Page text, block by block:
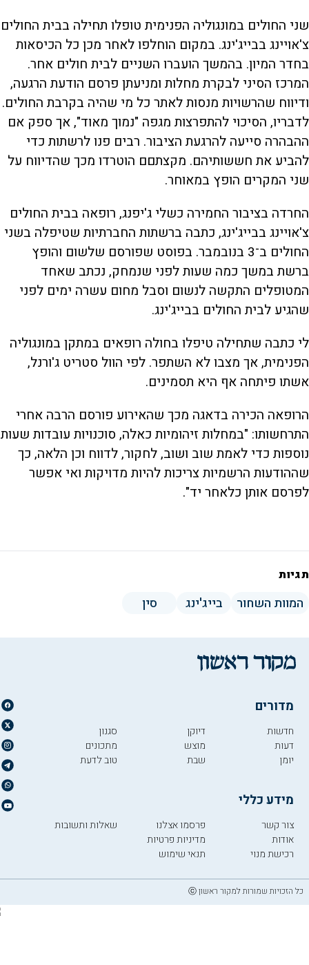
שני החולים במונגוליה הפנימית טופלו תחילה בבית החולים
צ'אויינג בבייג'ינג. במקום הוחלפו לאחר מכן כל הכיסאות
בחדר המיון. בהמשך הועברו השניים לבית חולים אחר.
המרכז הסיני לבקרת מחלות ומניעתן פרסם הודעת הרגעה,
ודיווח שהרשויות מנסות לאתר כל מי שהיה בקרבת החולים.
לדבריו, הסיכוי להתפרצות מגפה "נמוך מאוד", אך ספק אם
ההבהרה סייעה להרגעת הציבור. רבים פנו לרשתות כדי
להביע את חששותיהם. מקצתםם הוטרדו מכך שהדיווח על
שני המקרים הופץ במאוחר.
החרדה בציבור החמירה כשלי ג'יפנג, רופאה בבית החולים
צ'אויינג בבייג'ינג, כתבה ברשתות החברתיות שטיפלה בשני
החולים ב־3 בנובמבר. בפוסט שפורסם שלשום והופץ
ברשת במשך כמה שעות לפני שנמחק, נכתב שאחד
המטופלים התקשה לנשום וסבל מחום עשרה ימים לפני
שהגיע לבית החולים בבייג'ינג.
לי כתבה שתחילה טיפלו בחולה רופאים במתקן במונגוליה
הפנימית, אך מצבו לא השתפר. לפי הוול סטריט ג'ורנל,
אשתו פיתחה אף היא תסמינים.
הרופאה הכירה בדאגה מכך שהאירוע פורסם הרבה אחרי
התרחשותו: "במחלות זיהומיות כאלה, סוכנויות עובדות שעות
נוספות כדי לאמת שוב ושוב, לחקור, לדווח וכן הלאה, כך
שההודעות הרשמיות צריכות להיות מדויקות ואי אפשר
לפרסם אותן כלאחר יד".
תגיות
המוות השחור בייג'ינג סין
מדורים
חדשות
דעות
יומן
דיוקן
מוצש
שבת
סגנון
מתכונים
טוב לדעת
מידע כללי
צור קשר
אודות
רכישת מנוי
פרסמו אצלנו
מדיניות פרטיות
תנאי שימוש
שאלות ותשובות
כל הזכויות שמורות למקור ראשון ⓒ